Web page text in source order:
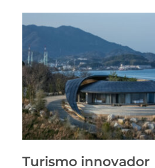
Turismo innovador